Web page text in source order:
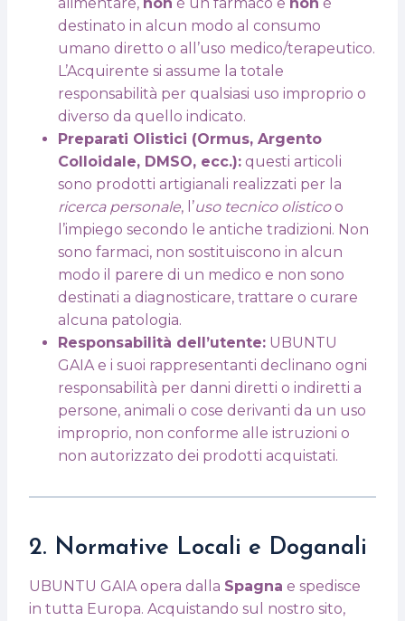
destinato in alcun modo al consumo
umano diretto o all’uso medico/terapeutico.
L’Acquirente si assume la totale
responsabilità per qualsiasi uso improprio o
diverso da quello indicato.
Preparati Olistici (Ormus, Argento
Colloidale, DMSO, ecc.): questi articoli
sono prodotti artigianali realizzati per la
ricerca personale, l’uso tecnico olisticoo
l’impiego secondo le antiche tradizioni. Non
sono farmaci, non sostituiscono in alcun
modo il parere di un medico e non sono
destinati a diagnosticare, trattare o curare
alcuna patologia.
Responsabilità dell’utente: UBUNTU
GAIA e i suoi rappresentanti declinano ogni
responsabilità per danni diretti o indiretti a
persone, animali o cose derivanti da un uso
improprio, non conforme alle istruzioni o
non autorizzato dei prodotti acquistati.
2. Normative Locali e Doganali
UBUNTU GAIA opera dalla Spagna e spedisce
in tutta Europa. Acquistando sul nostro sito,